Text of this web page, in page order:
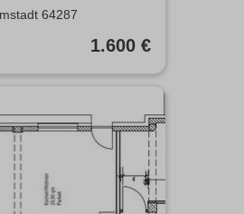
64287
1.600 €